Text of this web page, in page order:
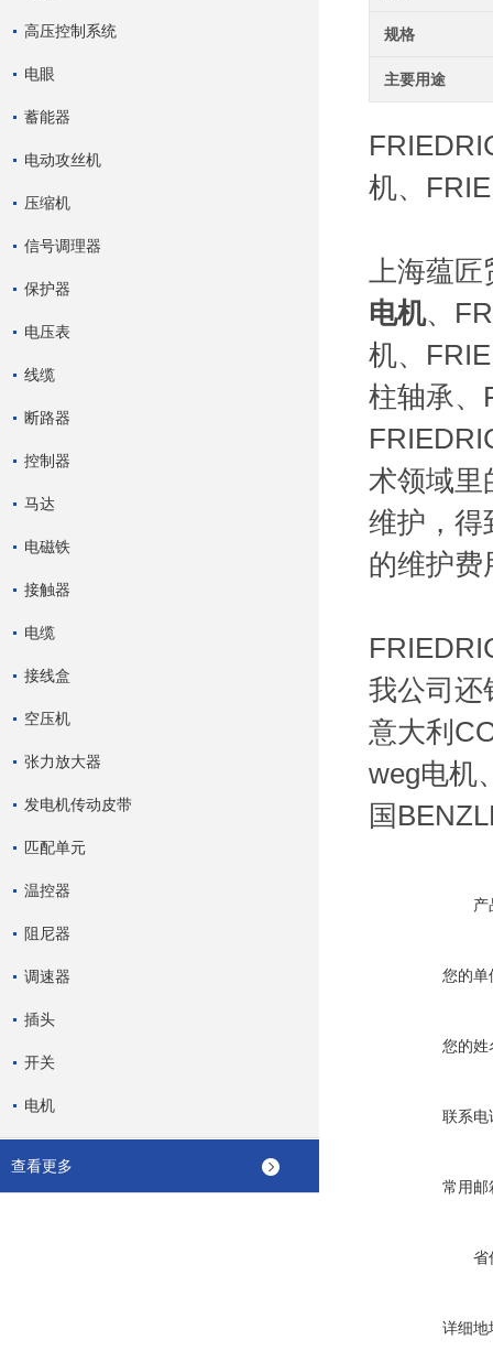
高压控制系统
电眼
蓄能器
电动攻丝机
压缩机
信号调理器
保护器
电压表
线缆
断路器
控制器
马达
电磁铁
接触器
电缆
接线盒
空压机
张力放大器
发电机传动皮带
匹配单元
温控器
阻尼器
调速器
插头
开关
电机
查看更多
规格
主要用途
机、
上海蕴
电机、
机、
柱轴承、
术领域里
维护，得
的维护费
我公司还
意大利
weg电机
国
产
您的单
您的姓
联系电
常用邮
省
详细地